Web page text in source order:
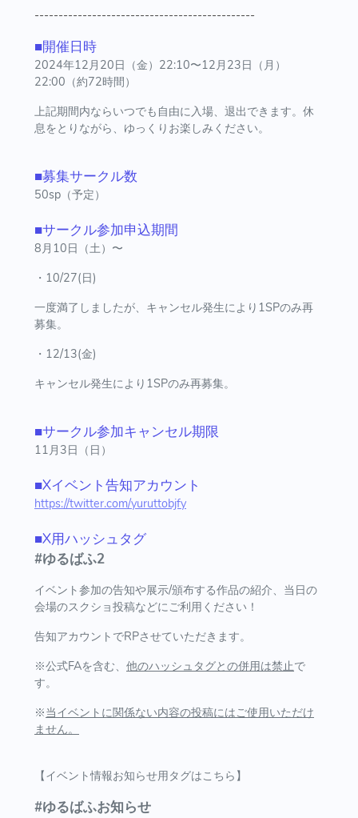
----------------------------------------------
■開催日時
2024年12月20日（金）22:10〜12月23日（月）
22:00（約72時間）
上記期間内ならいつでも自由に入場、退出できます。休
息をとりながら、ゆっくりお楽しみください。
■募集サークル数
50sp（予定）
■サークル参加申込期間
8月10日（土）〜
・10/27(日)
一度満了しましたが、キャンセル発生により1SPのみ再
募集。
・12/13(金)
キャンセル発生により1SPのみ再募集。
■サークル参加キャンセル期限
11月3日（日）
■Xイベント告知アカウント
https://twitter.com/yuruttobjfy
■X用ハッシュタグ
#ゆるばふ2
イベント参加の告知や展示/頒布する作品の紹介、当日の
会場のスクショ投稿などにご利用ください！
告知アカウントでRPさせていただきます。
※公式FAを含む、 他のハッシュタグとの併用は禁止で
す。
※当イベントに関係ない内容の投稿にはご使用いただけ
ません。
【イベント情報お知らせ用タグはこちら】
#ゆるばふお知らせ